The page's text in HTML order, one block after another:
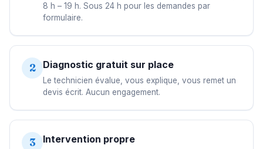
8 h – 19 h. Sous 24 h pour les demandes par
formulaire.
2 Diagnostic gratuit sur place
Le technicien évalue, vous explique, vous remet un
devis écrit. Aucun engagement.
3 Intervention propre